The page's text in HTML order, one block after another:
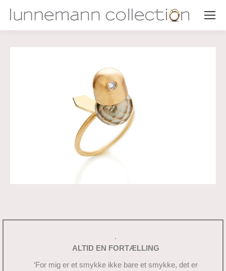
.
ALTID EN FORTÆLLING
‘For mig er et smykke ikke bare et smykke, det er